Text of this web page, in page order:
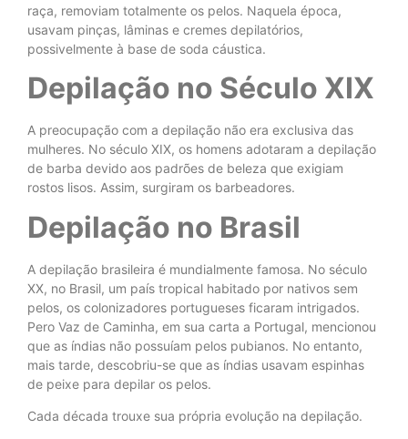
raça, removiam totalmente os pelos. Naquela época,
usavam pinças, lâminas e cremes depilatórios,
possivelmente à base de soda cáustica.
Depilação no Século XIX
A preocupação com a depilação não era exclusiva das
mulheres. No século XIX, os homens adotaram a depilação
de barba devido aos padrões de beleza que exigiam
rostos lisos. Assim, surgiram os barbeadores.
Depilação no Brasil
A depilação brasileira é mundialmente famosa. No século
XX, no Brasil, um país tropical habitado por nativos sem
pelos, os colonizadores portugueses ficaram intrigados.
Pero Vaz de Caminha, em sua carta a Portugal, mencionou
que as índias não possuíam pelos pubianos. No entanto,
mais tarde, descobriu-se que as índias usavam espinhas
de peixe para depilar os pelos.
Cada década trouxe sua própria evolução na depilação.